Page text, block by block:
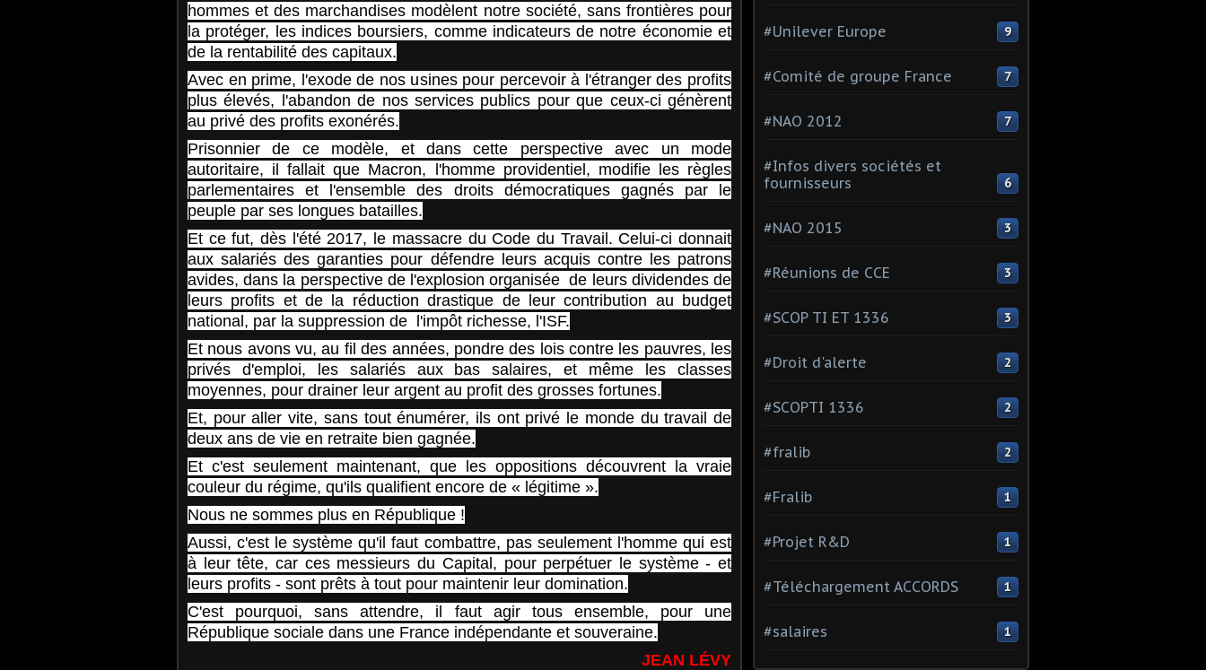
hommes et des marchandises modèlent notre société, sans frontières pour
la protéger, les indices boursiers, comme indicateurs de notre économie et
de la rentabilité des capitaux.
Avec en prime, l'exode de nos usines pour percevoir à l'étranger des profits
plus élevés, l'abandon de nos services publics pour que ceux-ci génèrent
au privé des profits exonérés.
Prisonnier de ce modèle, et dans cette perspective avec un mode
autoritaire, il fallait que Macron, l'homme providentiel, modifie les règles
parlementaires et l'ensemble des droits démocratiques gagnés par le
peuple par ses longues batailles.
Et ce fut, dès l'été 2017, le massacre du Code du Travail. Celui-ci donnait
aux salariés des garanties pour défendre leurs acquis contre les patrons
avides, dans la perspective de l'explosion organisée de leurs dividendes de
leurs profits et de la réduction drastique de leur contribution au budget
national, par la suppression de l'impôt richesse, l'ISF.
Et nous avons vu, au fil des années, pondre des lois contre les pauvres, les
privés d'emploi, les salariés aux bas salaires, et même les classes
moyennes, pour drainer leur argent au profit des grosses fortunes.
Et, pour aller vite, sans tout énumérer, ils ont privé le monde du travail de
deux ans de vie en retraite bien gagnée.
Et c'est seulement maintenant, que les oppositions découvrent la vraie
couleur du régime, qu'ils qualifient encore de « légitime ».
Nous ne sommes plus en République !
Aussi, c'est le système qu'il faut combattre, pas seulement l'homme qui est
à leur tête, car ces messieurs du Capital, pour perpétuer le système - et
leurs profits - sont prêts à tout pour maintenir leur domination.
C'est pourquoi, sans attendre, il faut agir tous ensemble, pour une
République sociale dans une France indépendante et souveraine.
JEAN LÉVY
#Unilever Europe 9
#Comité de groupe France 7
#NAO 2012 7
#Infos divers sociétés et
fournisseurs
6
#NAO 2015 3
#Réunions de CCE 3
#SCOP TI ET 1336 3
#Droit d'alerte 2
#SCOPTI 1336 2
#fralib 2
#Fralib 1
#Projet R&D 1
#Téléchargement ACCORDS 1
#salaires 1